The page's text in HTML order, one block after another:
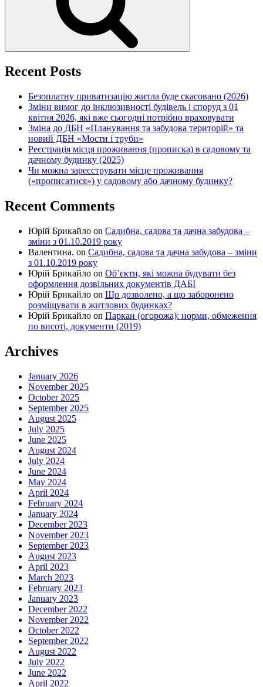
Recent Posts
Безоплатну приватизацію житла буде скасовано (2026)
Зміни вимог до інклюзивності будівель і споруд з 01
квітня 2026, які вже сьогодні потрібно враховувати
Зміна до ДБН «Планування та забудова територій» та
новий ДБН «Мости і труби»
Реєстрація місця проживання (прописка) в садовому та
дачному будинку (2025)
Чи можна зареєструвати місце проживання
(«прописатися») у садовому або дачному будинку?
Recent Comments
Юрій Брикайло on Садибна, садова та дачна забудова –
зміни з 01.10.2019 року
Валентина. on Садибна, садова та дачна забудова – зміни
з 01.10.2019 року
Юрій Брикайло on Об’єкти, які можна будувати без
оформлення дозвільних документів ДАБІ
Юрій Брикайло on Що дозволено, а що заборонено
розміщувати в житлових будинках?
Юрій Брикайло on Паркан (огорожа): норми, обмеження
по висоті, документи (2019)
Archives
January 2026
November 2025
October 2025
September 2025
August 2025
July 2025
June 2025
August 2024
July 2024
June 2024
May 2024
April 2024
February 2024
January 2024
December 2023
November 2023
September 2023
August 2023
April 2023
March 2023
February 2023
January 2023
December 2022
November 2022
October 2022
September 2022
August 2022
July 2022
June 2022
April 2022